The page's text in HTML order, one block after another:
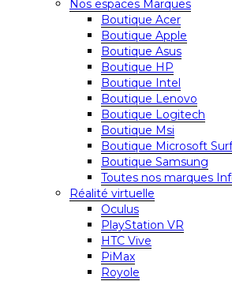
Nos espaces Marques
Boutique Acer
Boutique Apple
Boutique Asus
Boutique HP
Boutique Intel
Boutique Lenovo
Boutique Logitech
Boutique Msi
Boutique Microsoft
Boutique Samsung
Toutes nos marques
Réalité virtuelle
Oculus
PlayStation VR
HTC Vive
PiMax
Royole